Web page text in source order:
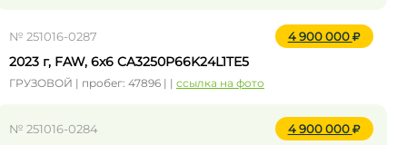
№ 251016-0287 4 900 000
2023 г, FAW, 6x6 CA3250P66K24L1TE5
ГРУЗОВОЙ | пробег: 47896 | | ссылка на фото
№ 251016-0284 4 900 000